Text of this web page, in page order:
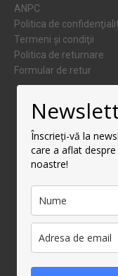
ANPC
Politica de
Termeni şi condiţii
Politica de returnare
Formular de retur
Înscrieți-vă la
care a aflat
noastre!